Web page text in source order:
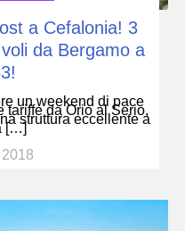
a Cefalonia! 3
da Bergamo a
un weekend di pace
tariffe da Orio al Serio,
struttura eccellente a
[…]